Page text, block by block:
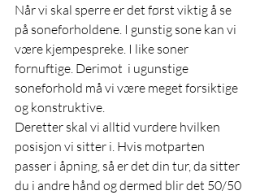
Når vi skal sperre er det først viktig å se
på soneforholdene. I gunstig sone kan vi
være kjempespreke. I like soner
fornuftige. Derimot  i ugunstige
soneforhold må vi være meget forsiktige
og konstruktive.
Deretter skal vi alltid vurdere hvilken
posisjon vi sitter i. Hvis motparten
passer i åpning, så er det din tur, da sitter
du i andre hånd og dermed blir det 50/50